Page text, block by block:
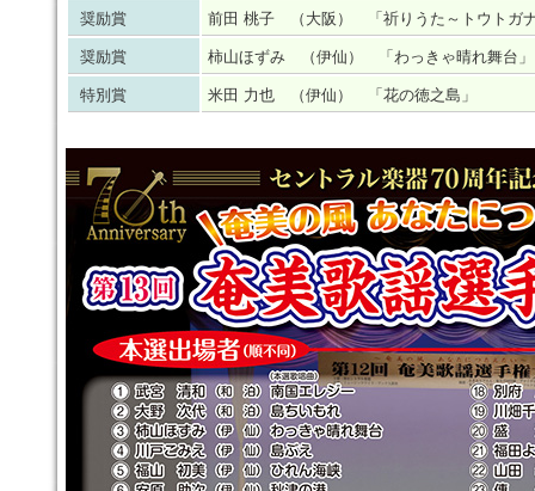
奨励賞
前田 桃子 （大阪） 「祈りうた～トウトガ
奨励賞
柿山ほずみ （伊仙） 「わっきゃ晴れ舞台」
特別賞
米田 力也 （伊仙） 「花の徳之島」